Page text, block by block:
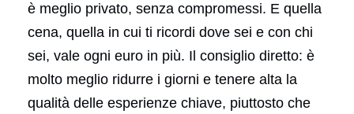
è meglio privato, senza compromessi. E quella
cena, quella in cui ti ricordi dove sei e con chi
sei, vale ogni euro in più. Il consiglio diretto: è
molto meglio ridurre i giorni e tenere alta la
qualità delle esperienze chiave, piuttosto che